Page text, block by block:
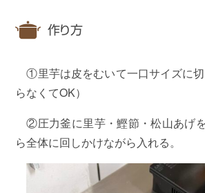
作り方
①里芋は皮をむいて一口サイズに
らなくてOK）
②圧力釜に里芋・鰹節・松山あげ
ら全体に回しかけながら入れる。